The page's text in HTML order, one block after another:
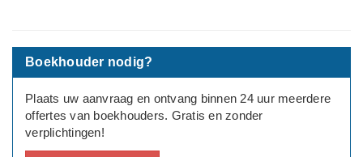
Rechtsvorm: Eenmanszaak/ZZP
Aantal medewerkers: Geen
Bedrijfsinformatie: Taaldocent, dichter/schrijver
Boekhouder nodig?
Plaats uw aanvraag en ontvang binnen 24 uur meerdere
offertes van boekhouders. Gratis en zonder
verplichtingen!